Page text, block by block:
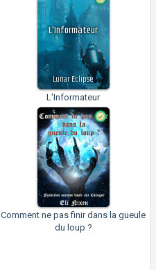
L'Informateur
Lunar Eclipse
L'Informateur
Comment ne pas finir dans la gueule
du loup ?